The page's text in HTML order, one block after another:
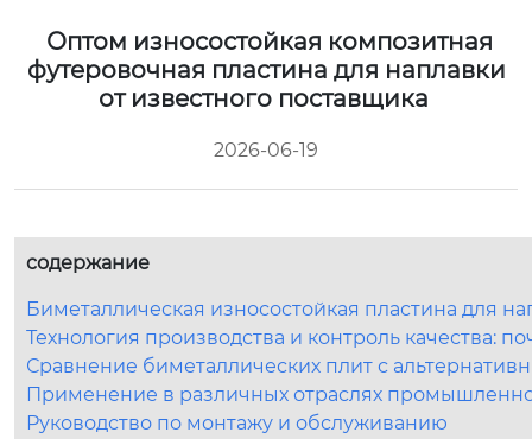
Оптом износостойкая композитная
футеровочная пластина для наплавки
от известного поставщика
2026-06-19
содержание
Биметаллическая износостойкая пластина для
Технология производства и контроль качества:
Сравнение биметаллических плит с
Применение в различных отраслях
Руководство по монтажу и обслуживанию